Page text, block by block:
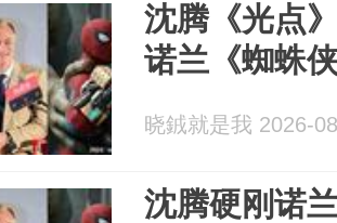
沈腾《光点
诺兰《蜘蛛
晓銊就是我 2026-
沈腾硬刚诺